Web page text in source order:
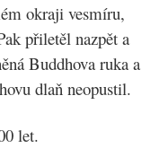
okraji vesmíru,
přiletěl nazpět a
Buddhova ruka a
dlaň neopustil.
let.